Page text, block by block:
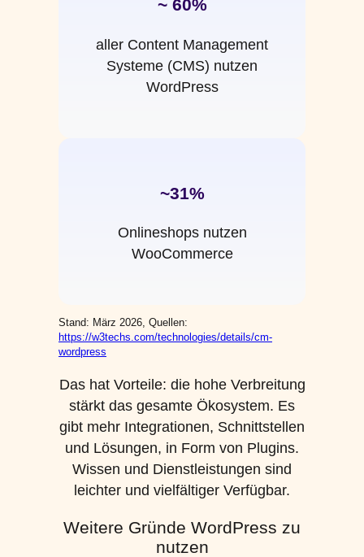
~ 60%
aller Content Management
Systeme (CMS) nutzen
WordPress
~31%
Onlineshops nutzen
WooCommerce
Stand: März 2026, Quellen:
https://w3techs.com/technologies/details/cm-
wordpress
Das hat Vorteile: die hohe Verbreitung
stärkt das gesamte Ökosystem. Es
gibt mehr Integrationen, Schnittstellen
und Lösungen, in Form von Plugins.
Wissen und Dienstleistungen sind
leichter und vielfältiger Verfügbar.
Weitere Gründe WordPress zu
nutzen